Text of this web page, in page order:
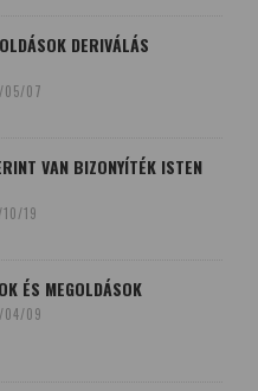
DERIVÁLÁS
05/07
VAN BIZONYÍTÉK ISTEN
19
ÉS MEGOLDÁSOK
04/09